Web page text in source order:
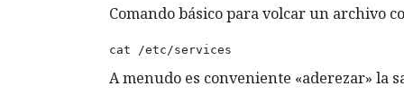
Comando básico para volcar un archivo
cat /etc/services
A menudo es conveniente «aderezar» la